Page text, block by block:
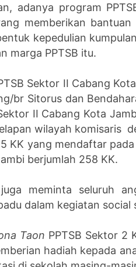
adanya program
memberikan
kepedulian
marga PPTSB itu.
Sektor II Cabang
br Sitorus dan
II Cabang Kota
wilayah komisaris
KK yang mendaftar
berjumlah 258 KK.
meminta seluruh
dalam kegiatan social
Taon PPTSB Sektor 2
hadiah kepada